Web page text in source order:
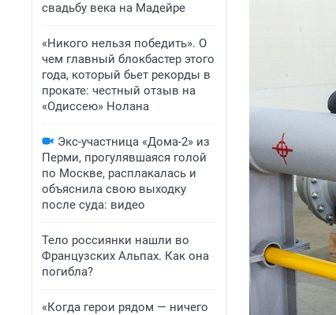
свадьбу века на Мадейре
«Никого нельзя победить». О
чем главный блокбастер этого
года, который бьет рекорды в
прокате: честный отзыв на
«Одиссею» Нолана
Экс-участница «Дома-2» из
Перми, прогулявшаяся голой
по Москве, расплакалась и
объяснила свою выходку
после суда: видео
Тело россиянки нашли во
Французских Альпах. Как она
погибла?
«Когда герои рядом — ничего